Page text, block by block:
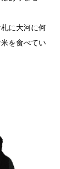
に大河に何
を食べてい